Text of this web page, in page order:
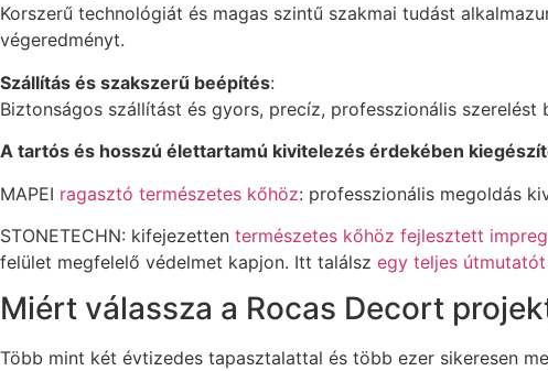
Korszerű technológiát és magas szintű szakmai tudást
végeredményt.
Szállítás és szakszerű beépítés:
Biztonságos szállítást és gyors, precíz, professzionális
A tartós és hosszú élettartamú kivitelezés érdekében
MAPEI ragasztó természetes kőhöz: professzionális megoldás
STONETECHN: kifejezetten természetes kőhöz fejlesztett
felület megfelelő védelmet kapjon. Itt találsz egy teljes útmutatót
Miért válassza a Rocas Decort
Több mint két évtizedes tapasztalattal és több ezer sikeresen